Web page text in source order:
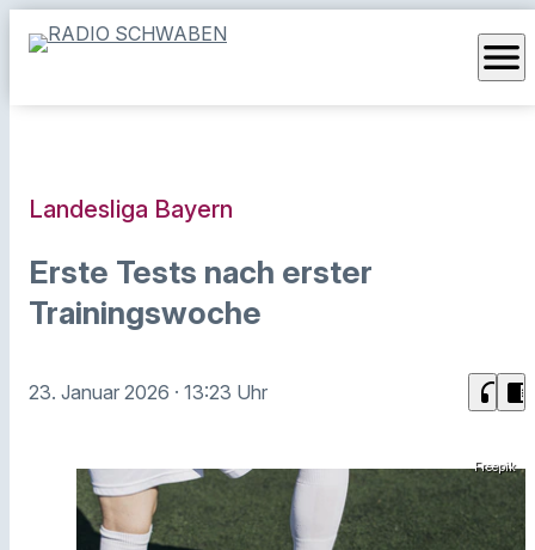
menu
Landesliga Bayern
Erste Tests nach erster
Trainingswoche
23. Januar 2026 · 13:23 Uhr headphones chrome_reader_mode
Freepik